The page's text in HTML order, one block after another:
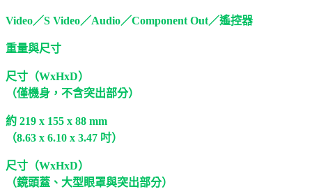
Video／S Video／Audio／Component Out／遙控器
重量與尺寸
尺寸（WxHxD）
（僅機身，不含突出部分）
約 219 x 155 x 88 mm
（8.63 x 6.10 x 3.47 吋）
尺寸（WxHxD）
（鏡頭蓋、大型眼罩與突出部分）